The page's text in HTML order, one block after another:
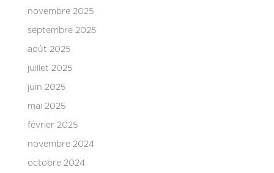
novembre 2025
septembre 2025
août 2025
juillet 2025
juin 2025
mai 2025
février 2025
novembre 2024
octobre 2024